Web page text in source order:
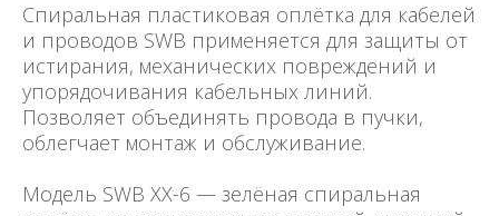
Спиральная пластиковая оплётка для кабелей
и проводов SWB применяется для защиты от
истирания, механических повреждений и
упорядочивания кабельных линий.
Позволяет объединять провода в пучки,
облегчает монтаж и обслуживание.
Модель SWB XX-6 — зелёная спиральная